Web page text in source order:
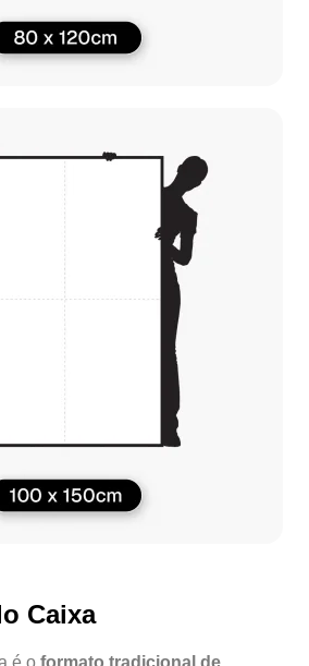
Caixa
é o formato tradicional de